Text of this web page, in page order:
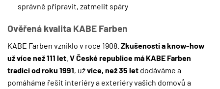
správně připravit, zatmelit spáry
Ověřená kvalita KABE Farben
KABE Farben vzniklo v roce 1908. Zkušenosti a know-how
už více než 111 let V České republice má KABE Farben
tradici od roku 1991, užvíce, než 35 let dodáváme a
pomáháme řešit interiéry a exteriéry vašich domovů a